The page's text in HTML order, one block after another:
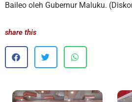
Baileo oleh Gubernur Maluku.
share this